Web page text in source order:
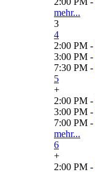
mehr...
3
4
2:00 PM -
3:00 PM -
7:30 PM -
5
+
2:00 PM -
3:00 PM -
7:00 PM -
mehr...
6
+
2:00 PM -